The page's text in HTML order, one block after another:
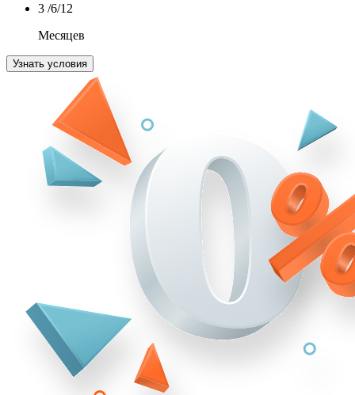
3 /6/12
Месяцев
Узнать условия